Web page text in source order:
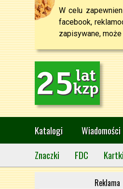
W celu
facebook,
zapisywane,
Katalogi Wiadomości
Znaczki
FDC
Reklama